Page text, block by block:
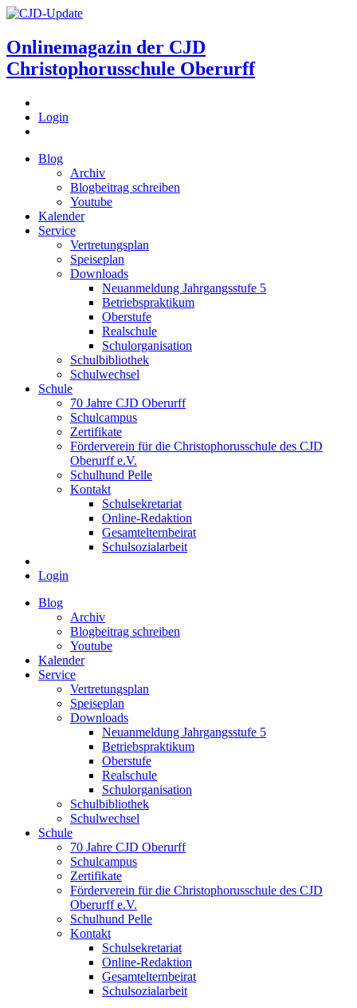
Onlinemagazin der CJD
Christophorusschule Oberurff
Login
Blog
Archiv
Blogbeitrag schreiben
Youtube
Kalender
Service
Vertretungsplan
Speiseplan
Downloads
Neuanmeldung Jahrgangsstufe 5
Betriebspraktikum
Oberstufe
Realschule
Schulorganisation
Schulbibliothek
Schulwechsel
Schule
70 Jahre CJD Oberurff
Schulcampus
Zertifikate
Förderverein für die Christophorusschule des CJD
Oberurff e.V.
Schulhund Pelle
Kontakt
Schulsekretariat
Online-Redaktion
Gesamtelternbeirat
Schulsozialarbeit
Login
Blog
Archiv
Blogbeitrag schreiben
Youtube
Kalender
Service
Vertretungsplan
Speiseplan
Downloads
Neuanmeldung Jahrgangsstufe 5
Betriebspraktikum
Oberstufe
Realschule
Schulorganisation
Schulbibliothek
Schulwechsel
Schule
70 Jahre CJD Oberurff
Schulcampus
Zertifikate
Förderverein für die Christophorusschule des CJD
Oberurff e.V.
Schulhund Pelle
Kontakt
Schulsekretariat
Online-Redaktion
Gesamtelternbeirat
Schulsozialarbeit